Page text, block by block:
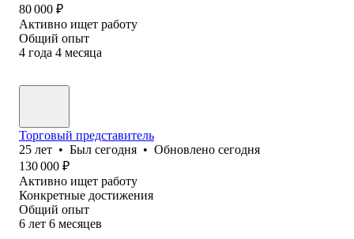
80 000 ₽
Активно ищет работу
Общий опыт
4 года 4 месяца
Торговый представитель
25 лет • Был сегодня • Обновлено сегодня
130 000 ₽
Активно ищет работу
Конкретные достижения
Общий опыт
6 лет 6 месяцев